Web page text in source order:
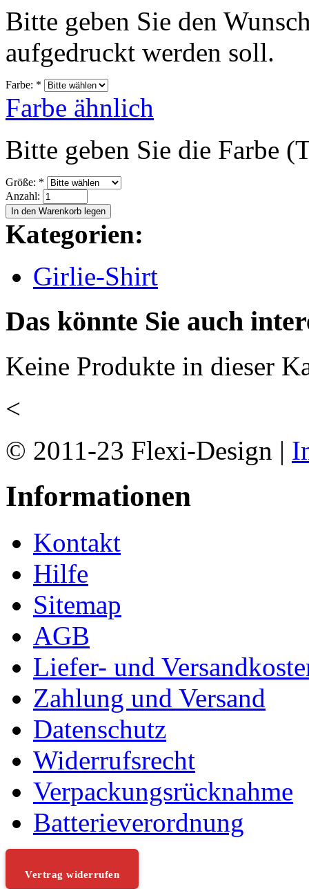
Bitte geben Sie den
aufgedruckt werden soll.
Farbe: *
Farbe ähnlich
Bitte geben Sie die Farbe
Größe: *
Anzahl:
Kategorien:
Girlie-Shirt
Das könnte Sie auch
Keine Produkte in dieser
<
© 2011-23 Flexi-Design |
Informationen
Kontakt
Hilfe
Sitemap
AGB
Liefer- und
Zahlung und Versand
Datenschutz
Widerrufsrecht
Verpackungsrücknahme
Batterieverordnung
Vertrag widerrufen